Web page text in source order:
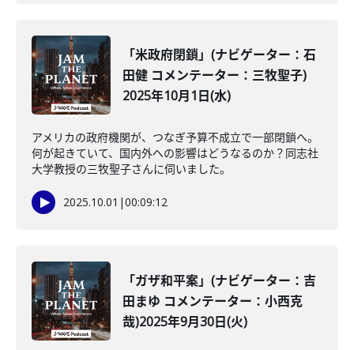
「米政府閉鎖」(ナビゲーター：石
田健 コメンテーター：三牧聖子)
2025年10月1日(水)
アメリカの政府機関が、つなぎ予算不成立で一部閉鎖へ。
何が起きていて、国内外への影響はどうなるのか？同志社
大学教授の三牧聖子さんに伺いました。
2025.10.01 |00:09:12
「ガザ和平案」(ナビゲーター：吉
田まゆ コメンテーター：小西克
哉)2025年9月30日(火)